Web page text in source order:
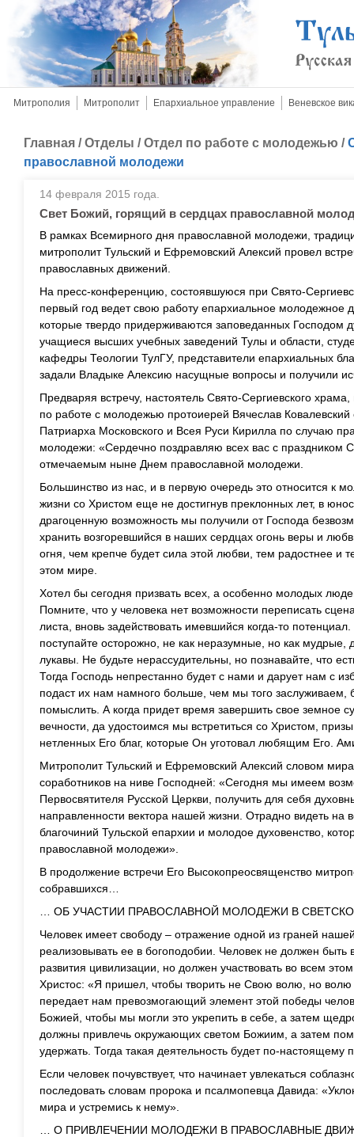
Митрополия Митрополит Епархиальное управление Веневское
Главная /Отделы /Отдел по работе с молодежью /
православной молодежи
14 февраля 2015 года.
Свет Божий, горящий в сердцах православной
В рамках Всемирного дня православной молодежи,
митрополит Тульский и Ефремовский Алексий провел
православных движений.
На пресс-конференцию, состоявшуюся при Свято-
первый год ведет свою работу епархиальное
которые твердо придерживаются заповеданных Господом
учащиеся высших учебных заведений Тулы и области,
кафедры Теологии ТулГУ, представители епархиальных
задали Владыке Алексию насущные вопросы и получили
Предваряя встречу, настоятель Свято-Сергиевского
по работе с молодежью протоиерей Вячеслав
Патриарха Московского и Всея Руси Кирилла по случаю
молодежи: «Сердечно поздравляю всех вас с праздником
отмечаемым ныне Днем православной молодежи.
Большинство из нас, и в первую очередь это относится к
жизни со Христом еще не достигнув преклонных лет, в
драгоценную возможность мы получили от Господа
хранить возгоревшийся в наших сердцах огонь веры и
огня, чем крепче будет сила этой любви, тем радостнее
этом мире.
Хотел бы сегодня призвать всех, а особенно молодых
Помните, что у человека нет возможности переписать
листа, вновь задействовать имевшийся когда-то
поступайте осторожно, не как неразумные, но как
лукавы. Не будьте нерассудительны, но познавайте, что
Тогда Господь непрестанно будет с нами и дарует нам с
подаст их нам намного больше, чем мы того
помыслить. А когда придет время завершить свое земное
вечности, да удостоимся мы встретиться со Христом,
нетленных Его благ, которые Он уготовал любящим Его.
Митрополит Тульский и Ефремовский Алексий словом
соработников на ниве Господней: «Сегодня мы имеем
Первосвятителя Русской Церкви, получить для себя
направленности вектора нашей жизни. Отрадно видеть на
благочиний Тульской епархии и молодое духовенство,
православной молодежи».
В продолжение встречи Его Высокопреосвященство
собравшихся…
… ОБ УЧАСТИИ ПРАВОСЛАВНОЙ МОЛОДЕЖИ В
Человек имеет свободу – отражение одной из граней
реализовывать ее в богоподобии. Человек не должен
развития цивилизации, но должен участвовать во всем
Христос: «Я пришел, чтобы творить не Свою волю, но
передает нам превозмогающий элемент этой победы
Божией, чтобы мы могли это укрепить в себе, а затем
должны привлечь окружающих светом Божиим, а затем
удержать. Тогда такая деятельность будет по-настоящему
Если человек почувствует, что начинает увлекаться
последовать словам пророка и псалмопевца Давида:
мира и устремись к нему».
… О ПРИВЛЕЧЕНИИ МОЛОДЕЖИ В ПРАВОСЛАВНЫЕ